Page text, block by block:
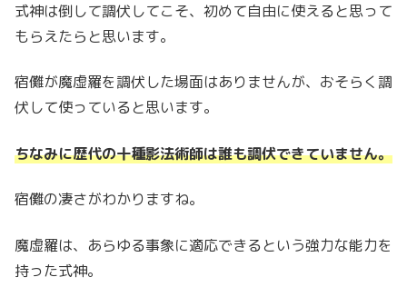
式神は倒して調伏してこそ、初めて自由に使えると思って
もらえたらと思います。
宿儺が魔虚羅を調伏した場面はありませんが、おそらく調
伏して使っていると思います。
ちなみに歴代の十種影法術師は誰も調伏できていません。
宿儺の凄さがわかりますね。
魔虚羅は、あらゆる事象に適応できるという強力な能力を
持った式神。